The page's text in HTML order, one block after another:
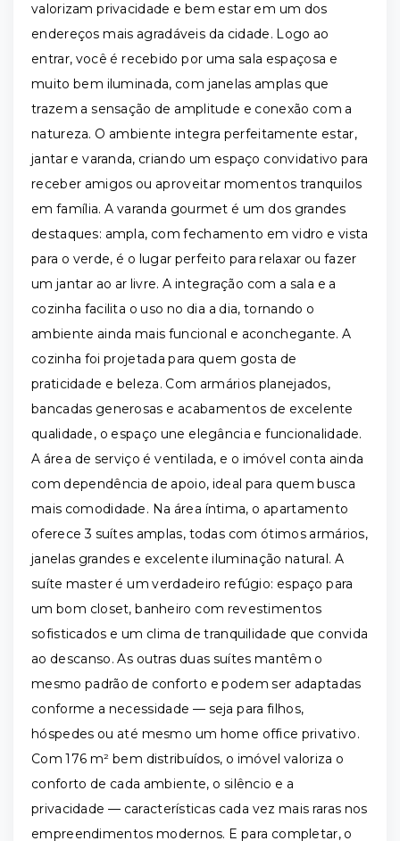
valorizam privacidade e bem estar em um dos
endereços mais agradáveis da cidade. Logo ao
entrar, você é recebido por uma sala espaçosa e
muito bem iluminada, com janelas amplas que
trazem a sensação de amplitude e conexão com a
natureza. O ambiente integra perfeitamente estar,
jantar e varanda, criando um espaço convidativo para
receber amigos ou aproveitar momentos tranquilos
em família. A varanda gourmet é um dos grandes
destaques: ampla, com fechamento em vidro e vista
para o verde, é o lugar perfeito para relaxar ou fazer
um jantar ao ar livre. A integração com a sala e a
cozinha facilita o uso no dia a dia, tornando o
ambiente ainda mais funcional e aconchegante. A
cozinha foi projetada para quem gosta de
praticidade e beleza. Com armários planejados,
bancadas generosas e acabamentos de excelente
qualidade, o espaço une elegância e funcionalidade.
A área de serviço é ventilada, e o imóvel conta ainda
com dependência de apoio, ideal para quem busca
mais comodidade. Na área íntima, o apartamento
oferece 3 suítes amplas, todas com ótimos armários,
janelas grandes e excelente iluminação natural. A
suíte master é um verdadeiro refúgio: espaço para
um bom closet, banheiro com revestimentos
sofisticados e um clima de tranquilidade que convida
ao descanso. As outras duas suítes mantêm o
mesmo padrão de conforto e podem ser adaptadas
conforme a necessidade — seja para filhos,
hóspedes ou até mesmo um home office privativo.
Com 176 m² bem distribuídos, o imóvel valoriza o
conforto de cada ambiente, o silêncio e a
privacidade — características cada vez mais raras nos
empreendimentos modernos. E para completar, o